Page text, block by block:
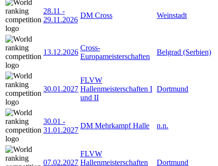
28.11 -
29.11.2026
DM Cross Weinstadt
13.12.2026
Cross-
Europameisterschaften
Belgrad (Serbien)
30.01.2027
FLVW
Hallenmeisterschaften I
und II
Dortmund
30.01 -
31.01.2027
DM Mehrkampf Halle n.n.
07.02.2027
FLVW
Hallenmeisterschaften
Dortmund